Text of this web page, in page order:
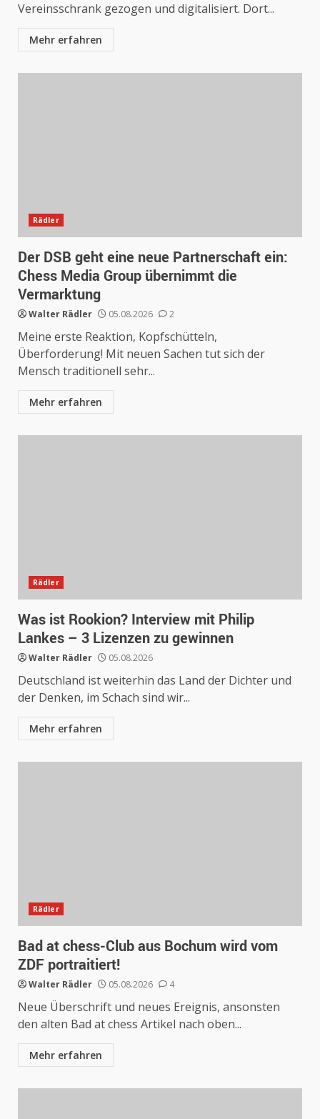
Vereinsschrank gezogen und digitalisiert. Dort...
Mehr erfahren
Rädler
Der DSB geht eine neue Partnerschaft ein:
Chess Media Group übernimmt die
Vermarktung
Walter Rädler 05.08.2026 2
Meine erste Reaktion, Kopfschütteln,
Überforderung! Mit neuen Sachen tut sich der
Mensch traditionell sehr...
Mehr erfahren
Rädler
Was ist Rookion? Interview mit Philip
Lankes – 3 Lizenzen zu gewinnen
Walter Rädler 05.08.2026
Deutschland ist weiterhin das Land der Dichter und
der Denken, im Schach sind wir...
Mehr erfahren
Rädler
Bad at chess-Club aus Bochum wird vom
ZDF portraitiert!
Walter Rädler 05.08.2026 4
Neue Überschrift und neues Ereignis, ansonsten
den alten Bad at chess Artikel nach oben...
Mehr erfahren